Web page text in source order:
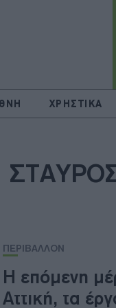
ΧΡΗΣΤΙΚΑ
ΠΕΡΙΒΑΛΛΟΝ
Η επόμενη
Αττική, τα